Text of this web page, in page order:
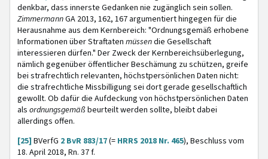
denkbar, dass innerste Gedanken nie zugänglich sein sollen.
ZimmermannGA 2013, 162, 167 argumentiert hingegen für die
Herausnahme aus dem Kernbereich: "Ordnungsgemäß erhobene
Informationen über Straftaten müssendie Gesellschaft
interessieren dürfen." Der Zweck der Kernbereichsüberlegung,
nämlich gegenüber öffentlicher Beschämung zu schützen, greife
bei strafrechtlich relevanten, höchstpersönlichen Daten nicht:
die strafrechtliche Missbilligung sei dort gerade gesellschaftlich
gewollt. Ob dafür die Aufdeckung von höchstpersönlichen Daten
als ordnungsgemäß beurteilt werden sollte, bleibt dabei
allerdings offen.
[25] BVerfG 2 BvR 883/17(= HRRS 2018 Nr. 465), Beschluss vom
18. April 2018, Rn. 37 f.